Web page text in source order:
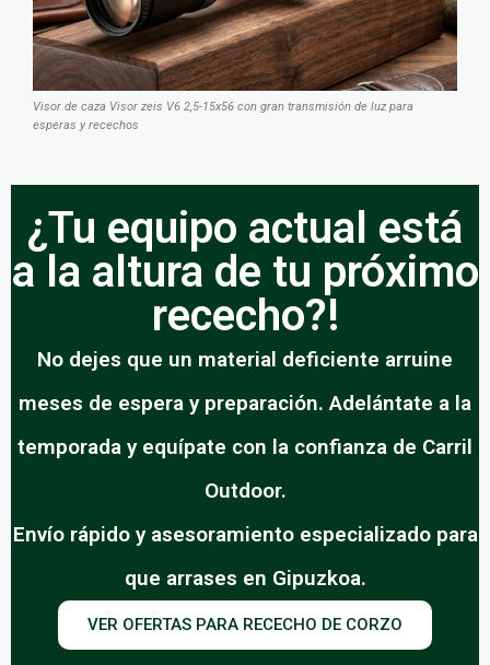
Visor de caza Visor zeis V6 2,5-15x56 con gran transmisión de luz para
esperas y recechos
¿Tu equipo actual está
a la altura de tu próximo
rececho?!
No dejes que un material deficiente arruine
meses de espera y preparación. Adelántate a la
temporada y equípate con la confianza de Carril
Outdoor.
Envío rápido y asesoramiento especializado para
que arrases en Gipuzkoa.
VER OFERTAS PARA RECECHO DE CORZO